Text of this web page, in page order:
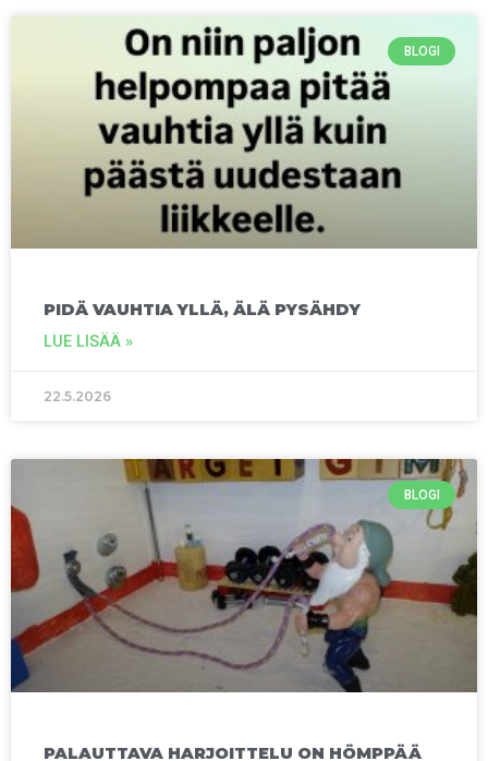
BLOGI
PIDÄ VAUHTIA YLLÄ, ÄLÄ PYSÄHDY
LUE LISÄÄ »
22.5.2026
BLOGI
PALAUTTAVA HARJOITTELU ON HÖMPPÄÄ